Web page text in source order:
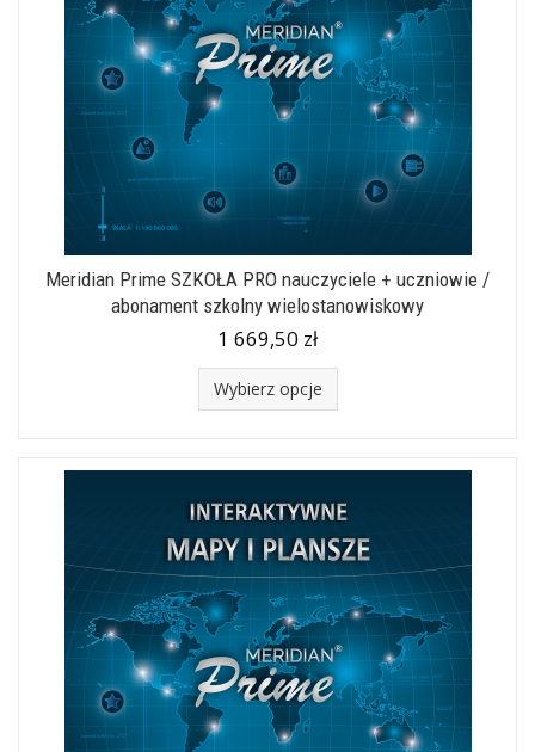
Meridian Prime SZKOŁA PRO nauczyciele + uczniowie /
abonament szkolny wielostanowiskowy
1 669,50 zł
Wybierz opcje